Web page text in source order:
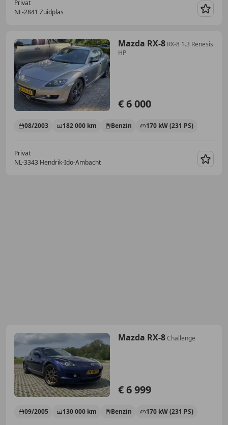
Privat
NL-2841 Zuidplas
Mazda RX-8 RX-8 1.3 Renesis
HP
€ 6 000
08/2003 182 000 km Benzin 170 kW (231 PS)
Privat
NL-3343 Hendrik-Ido-Ambacht
Mazda RX-8Challenge
€ 6 999
09/2005 130 000 km Benzin 170 kW (231 PS)